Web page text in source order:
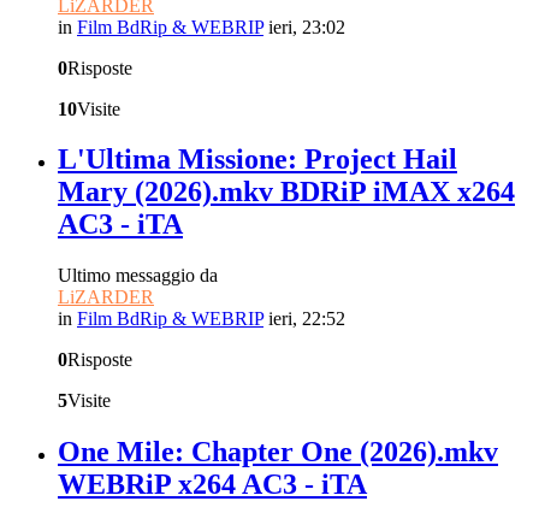
LiZARDER
in Film BdRip & WEBRIP ieri, 23:02
0Risposte
10Visite
L'Ultima Missione: Project Hail
Mary (2026).mkv BDRiP iMAX x264
AC3 - iTA
Ultimo messaggio da
LiZARDER
in Film BdRip & WEBRIP ieri, 22:52
0Risposte
5Visite
One Mile: Chapter One (2026).mkv
WEBRiP x264 AC3 - iTA